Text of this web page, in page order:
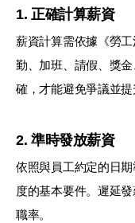
1. 正確計算薪資
薪資計算需依據《勞
勤、加班、請假、獎
確，才能避免爭議並提
2. 準時發放薪資
依照與員工約定的日
度的基本要件。遲延
職率。